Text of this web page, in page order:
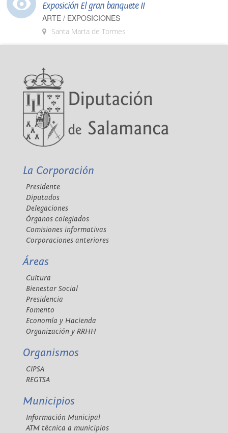
Exposición El gran banquete II
ARTE / EXPOSICIONES
Santa Marta de Tormes
La Corporación
Presidente
Diputados
Delegaciones
Órganos colegiados
Comisiones informativas
Corporaciones anteriores
Áreas
Cultura
Bienestar Social
Presidencia
Fomento
Economía y Hacienda
Organización y RRHH
Organismos
CIPSA
REGTSA
Municipios
Información Municipal
ATM técnica a municipios